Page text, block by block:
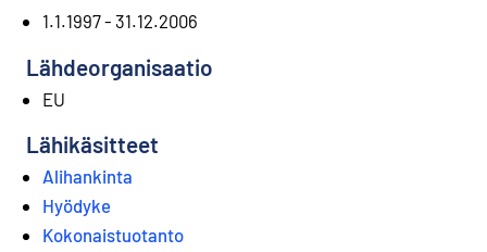
1.1.1997 - 31.12.2006
Lähdeorganisaatio
EU
Lähikäsitteet
Alihankinta
Hyödyke
Kokonaistuotanto